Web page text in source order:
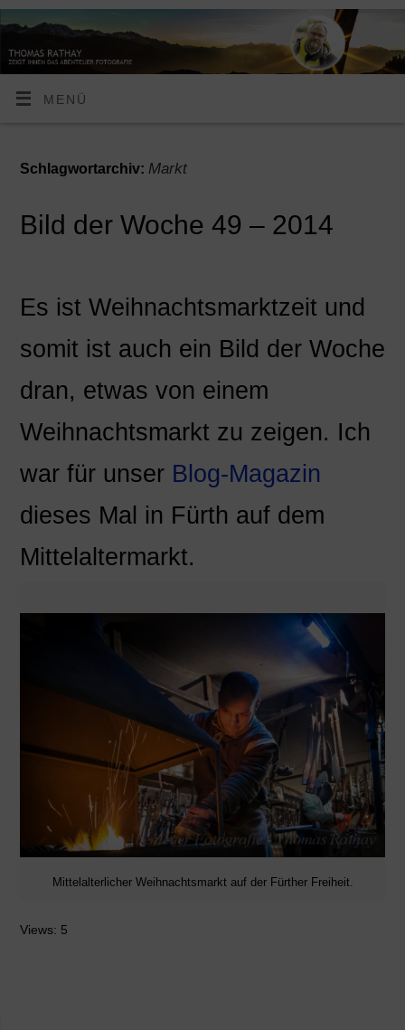
MENÜ
Schlagwortarchiv: Markt
Bild der Woche 49 – 2014
Es ist Weihnachtsmarktzeit und
somit ist auch ein Bild der Woche
dran, etwas von einem
Weihnachtsmarkt zu zeigen. Ich
war für unser Blog-Magazin
dieses Mal in Fürth auf dem
Mittelaltermarkt.
Mittelalterlicher Weihnachtsmarkt auf der Fürther Freiheit.
Views: 5